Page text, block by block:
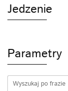
Jedzenie
Parametry